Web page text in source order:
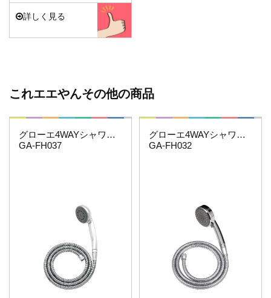
詳しく見る
これエエやんその他の商品
これエエやん
グローエ4WAYシャワーホースセット
GA-FH037
これエエやん
グローエ4WAYシャワーホースセット
GA-FH032